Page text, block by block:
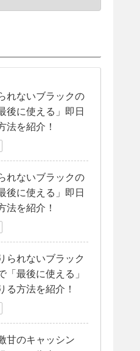
れないブラックの
後に使える」即日
法を紹介！
れないブラックの
後に使える」即日
法を紹介！
られないブラック
「最後に使える」
る方法を紹介！
甘のキャッシン